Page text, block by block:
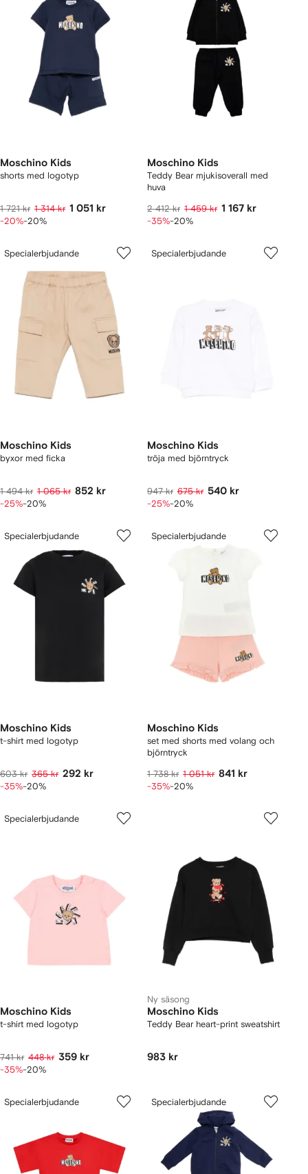
Moschino Kids
shorts med logotyp
1 721 kr 1 314 kr 1 051 kr
-20%-20%
Moschino Kids
Teddy Bear mjukisoverall med
huva
2 412 kr 1 459 kr 1 167 kr
-35%-20%
Specialerbjudande
Moschino Kids
byxor med ficka
1 494 kr 1 065 kr 852 kr
-25%-20%
Specialerbjudande
Moschino Kids
tröja med björntryck
947 kr 675 kr 540 kr
-25%-20%
Specialerbjudande
Moschino Kids
t-shirt med logotyp
603 kr 365 kr 292 kr
-35%-20%
Specialerbjudande
Moschino Kids
set med shorts med volang och
björntryck
1 738 kr 1 051 kr 841 kr
-35%-20%
Specialerbjudande
Moschino Kids
t-shirt med logotyp
741 kr 448 kr 359 kr
-35%-20%
Ny säsong
Moschino Kids
Teddy Bear heart-print sweatshirt
983 kr
Specialerbjudande Specialerbjudande